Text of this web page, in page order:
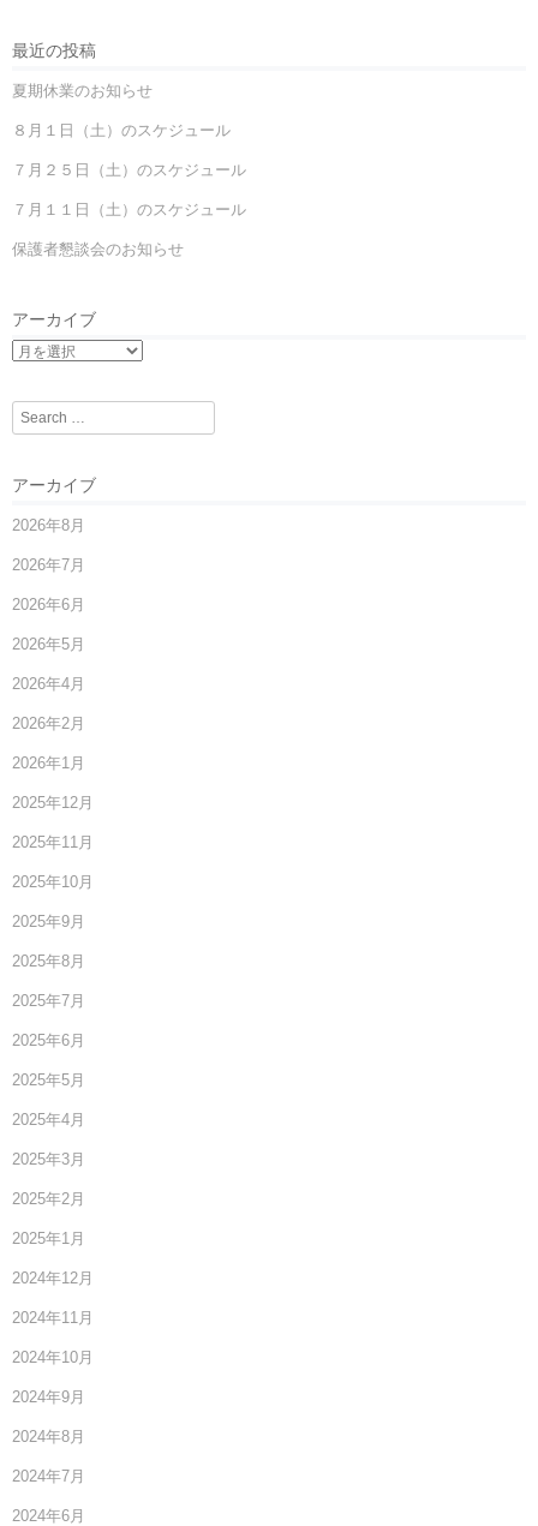
最近の投稿
夏期休業のお知らせ
８月１日（土）のスケジュール
７月２５日（土）のスケジュール
７月１１日（土）のスケジュール
保護者懇談会のお知らせ
アーカイブ
Search
アーカイブ
2026年8月
2026年7月
2026年6月
2026年5月
2026年4月
2026年2月
2026年1月
2025年12月
2025年11月
2025年10月
2025年9月
2025年8月
2025年7月
2025年6月
2025年5月
2025年4月
2025年3月
2025年2月
2025年1月
2024年12月
2024年11月
2024年10月
2024年9月
2024年8月
2024年7月
2024年6月